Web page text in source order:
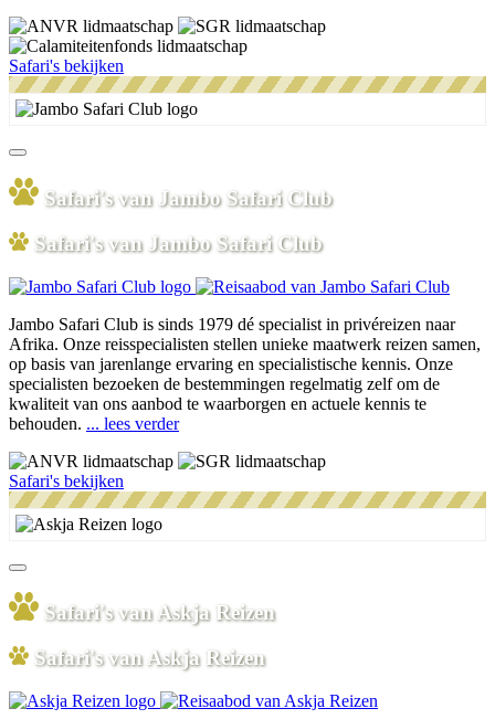
Safari's bekijken
Safari's van Jambo Safari Club
Safari's van Jambo Safari Club
Jambo Safari Club is sinds 1979 dé specialist in privéreizen naar
Afrika. Onze reisspecialisten stellen unieke maatwerk reizen samen,
op basis van jarenlange ervaring en specialistische kennis. Onze
specialisten bezoeken de bestemmingen regelmatig zelf om de
kwaliteit van ons aanbod te waarborgen en actuele kennis te
behouden. ... lees verder
Safari's bekijken
Safari's van Askja Reizen
Safari's van Askja Reizen